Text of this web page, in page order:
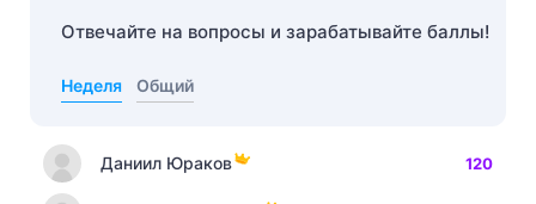
Отвечайте на вопросы и зарабатывайте баллы!
Неделя Общий
Даниил Юраков 120